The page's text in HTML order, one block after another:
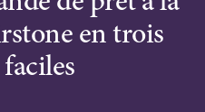
en trois
faciles